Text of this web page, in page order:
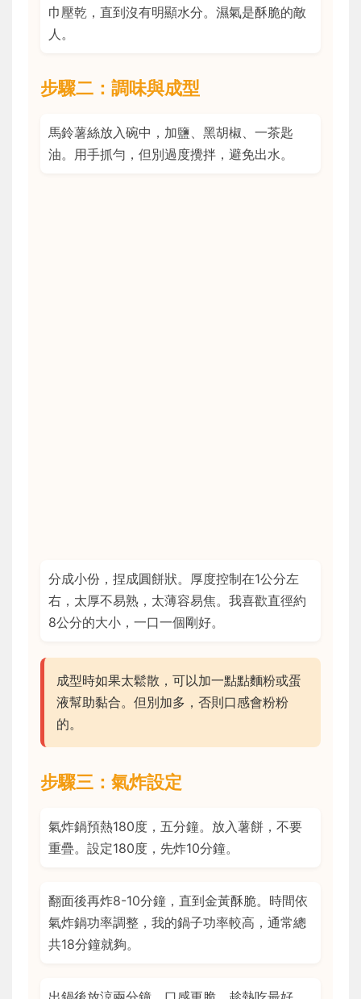
巾壓乾，直到沒有明顯水分。濕氣是酥脆的敵
人。
步驟二：調味與成型
馬鈴薯絲放入碗中，加鹽、黑胡椒、一茶匙
油。用手抓勻，但別過度攪拌，避免出水。
分成小份，捏成圓餅狀。厚度控制在1公分左
右，太厚不易熟，太薄容易焦。我喜歡直徑約
8公分的大小，一口一個剛好。
成型時如果太鬆散，可以加一點點麵粉或蛋
液幫助黏合。但別加多，否則口感會粉粉
的。
步驟三：氣炸設定
氣炸鍋預熱180度，五分鐘。放入薯餅，不要
重疊。設定180度，先炸10分鐘。
翻面後再炸8-10分鐘，直到金黃酥脆。時間依
氣炸鍋功率調整，我的鍋子功率較高，通常總
共18分鐘就夠。